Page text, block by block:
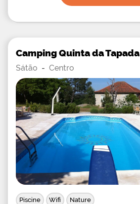
Camping Quinta da Tapada
Sátão - Centro
Piscine Wifi Nature